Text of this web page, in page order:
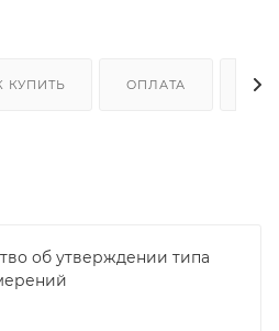
КУПИТЬ ОПЛАТА
об утверждении типа